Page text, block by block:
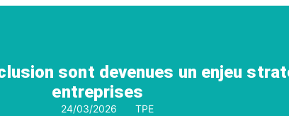
sont devenues un enjeu
entreprises
24/03/2026 TPE